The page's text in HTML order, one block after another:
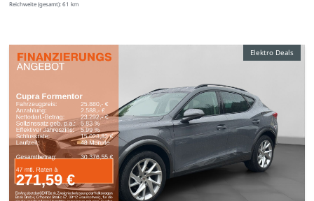
Reichweite (gesamt): 61 km
Elektro Deals